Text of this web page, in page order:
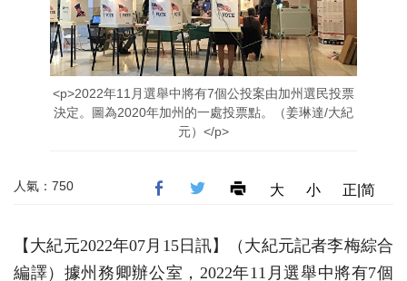
<p>2022年11月選舉中將有7個公投案由加州選民投票
決定。圖為2020年加州的一處投票點。（姜琳達/大紀
元）</p>
人氣：750 大 小 正|简
【大紀元2022年07月15日訊】（大紀元記者李梅綜合
編譯）據州務卿辦公室，2022年11月選舉中將有7個